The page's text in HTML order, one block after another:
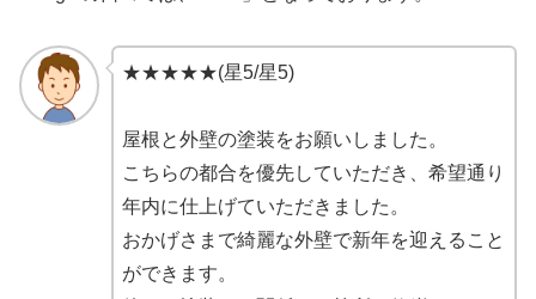
★★★★★(星5/星5)
屋根と外壁の塗装をお願いしました。
こちらの都合を優先していただき、希望通り
年内に仕上げていただきました。
おかげさまで綺麗な外壁で新年を迎えること
ができます。